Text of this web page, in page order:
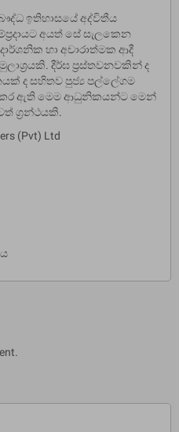
ඉතිහාසයේ අද්විතීය
අයත් සේ සැලකෙන
හා අචාරාත්මක ආදී
දීර්ඝ ප්‍රස්තවනවකින් ද
ද සහිතව පුජ්‍ය පල්ලේගම
ඇති මෙම ආධුනිකයන්ට මෙන්
ග්‍රන්ථයකි.
(Pvt) Ltd